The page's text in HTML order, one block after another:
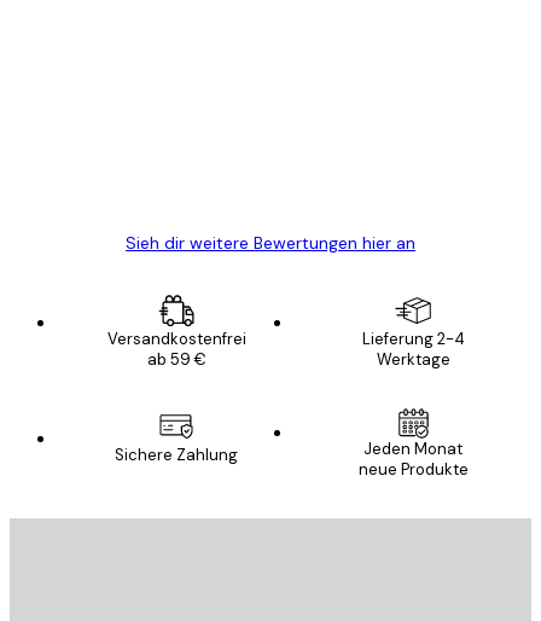
Sieh dir weitere Bewertungen hier an
Versandkostenfrei
ab 59 €
Lieferung 2-4
Werktage
Sichere Zahlung
Jeden Monat
neue Produkte